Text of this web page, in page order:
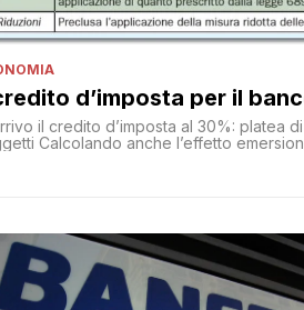
d’imposta per il
il credito d’imposta al 30%: platea di
Calcolando anche l’effetto